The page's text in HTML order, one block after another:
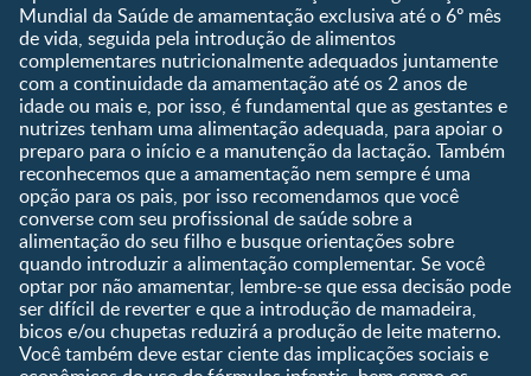
1 a 3 anos
Pré-escolar
Ferramentas
Quando eu ficarei fértil?
Que dia meu bebê vai
nascer?
Guia de Nomes para Bebê
Calendário de semanas de
gravidez
Calculadora de cor dos
olhos
Curva de crescimento do
Mundial da Saúde de amamentação exclusiva até o 6º mês
de vida, seguida pela introdução de alimentos
complementares nutricionalmente adequados juntamente
com a continuidade da amamentação até os 2 anos de
idade ou mais e, por isso, é fundamental que as gestantes e
nutrizes tenham uma alimentação adequada, para apoiar o
preparo para o início e a manutenção da lactação. Também
reconhecemos que a amamentação nem sempre é uma
opção para os pais, por isso recomendamos que você
converse com seu profissional de saúde sobre a
alimentação do seu filho e busque orientações sobre
quando introduzir a alimentação complementar. Se você
optar por não amamentar, lembre-se que essa decisão pode
ser difícil de reverter e que a introdução de mamadeira,
bicos e/ou chupetas reduzirá a produção de leite materno.
Você também deve estar ciente das implicações sociais e